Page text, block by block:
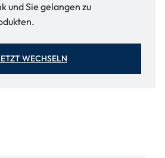
und Sie gelangen zu
WECHSELN